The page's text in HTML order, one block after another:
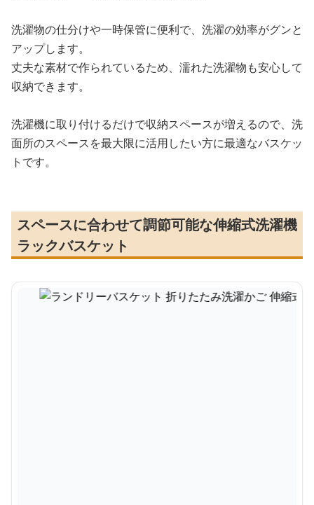
洗濯物の仕分けや一時保管に便利で、洗濯の効率がグンと
アップします。
丈夫な素材で作られているため、濡れた洗濯物も安心して
収納できます。
洗濯機に取り付けるだけで収納スペースが増えるので、洗
面所のスペースを最大限に活用したい方に最適なバスケッ
トです。
スペースに合わせて調節可能な伸縮式洗濯機
ラックバスケット